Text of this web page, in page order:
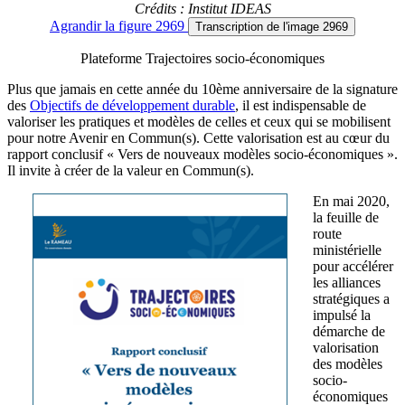
Crédits : Institut IDEAS
Agrandirla figure 2969 Transcription de l'image 2969
Plateforme Trajectoires socio-économiques
Plus que jamais en cette année du 10ème anniversaire de la signature
des Objectifs de développement durable, il est indispensable de
valoriser les pratiques et modèles de celles et ceux qui se mobilisent
pour notre Avenir en Commun(s). Cette valorisation est au cœur du
rapport conclusif « Vers de nouveaux modèles socio-économiques ».
Il invite à créer de la valeur en Commun(s).
En mai 2020,
la feuille de
route
ministérielle
pour accélérer
les alliances
stratégiques a
impulsé la
démarche de
valorisation
des modèles
socio-
économiques